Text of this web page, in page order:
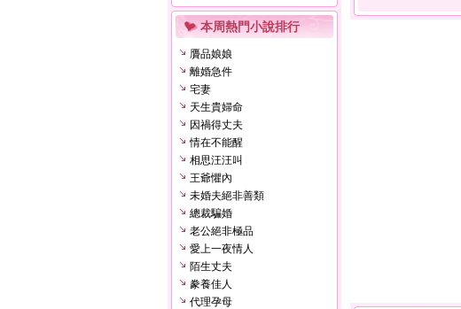
本周熱門小說排行
贗品娘娘
離婚急件
宅妻
天生貴婦命
因禍得丈夫
情在不能醒
相思汪汪叫
王爺懼內
未婚夫絕非善類
總裁騙婚
老公絕非極品
愛上一夜情人
陌生丈夫
豢養佳人
代理孕母